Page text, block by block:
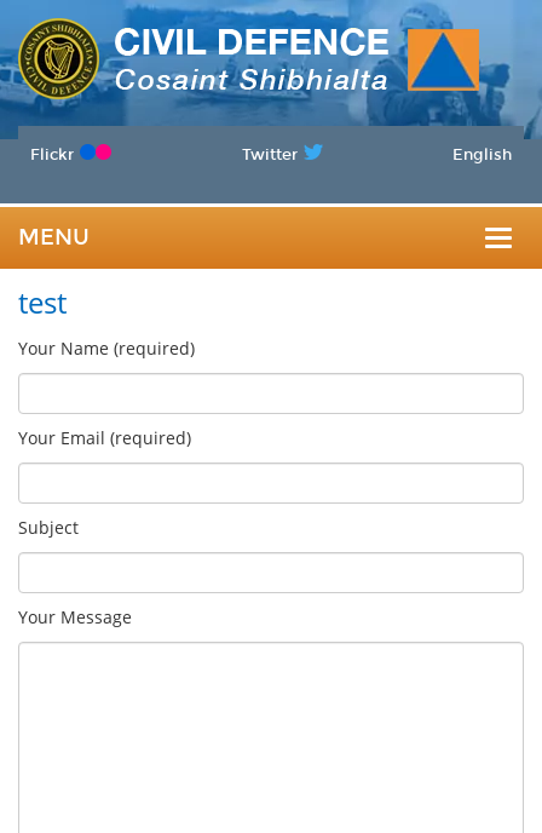
Flickr Twitter English
MENU
test
Your Name (required)
Your Email (required)
Subject
Your Message